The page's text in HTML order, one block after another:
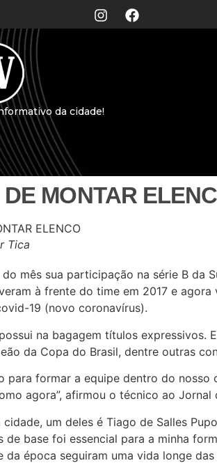
da cidade!
MONTAR
Tica
mês sua participação na série B da
à frente do time em 2017 e
19 (novo coronavírus).
na bagagem títulos expressivos.
da Copa do Brasil, dentre outras
formar a equipe dentro do nosso
agora”, afirmou o técnico ao Jornal
um deles é Tiago de Salles
base foi essencial para a minha
época seguiram uma vida longe das